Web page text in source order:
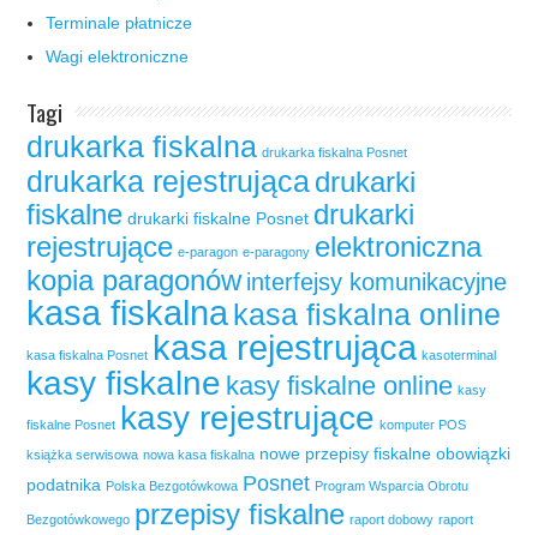
Terminale płatnicze
Wagi elektroniczne
Tagi
drukarka fiskalna drukarka fiskalna Posnet
drukarka rejestrującadrukarki
fiskalne drukarki fiskalne Posnet drukarki
rejestrujące e-paragon e-paragony elektroniczna
kopia paragonów interfejsy komunikacyjne
kasa fiskalnakasa fiskalna online
kasa fiskalna Posnet kasa rejestrująca kasoterminal
kasy fiskalne kasy fiskalne online kasy
fiskalne Posnet kasy rejestrujące komputer POS
książka serwisowa nowa kasa fiskalna nowe przepisy fiskalne obowiązki
podatnika Polska Bezgotówkowa Posnet Program Wsparcia Obrotu
Bezgotówkowego przepisy fiskalne raport dobowy raport